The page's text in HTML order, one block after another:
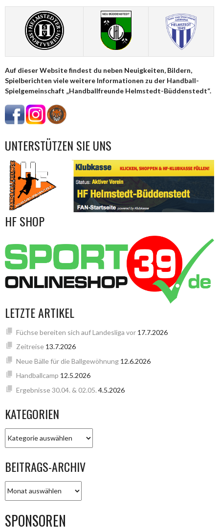
Auf dieser Website findest du neben Neuigkeiten, Bildern,
Spielberichten viele weitere Informationen zu der Handball-
Spielgemeinschaft „Handballfreunde Helmstedt-Büddenstedt“.
UNTERSTÜTZEN SIE UNS
HF SHOP
LETZTE ARTIKEL
Füchse bereiten sich auf Landesliga vor 17.7.2026
Zeitreise 13.7.2026
Neue Bälle für die Ballgewöhnung 12.6.2026
Handballcamp 12.5.2026
Ergebnisse 30.04. & 02.05. 4.5.2026
KATEGORIEN
BEITRAGS-ARCHIV
ARCHIV
SPONSOREN